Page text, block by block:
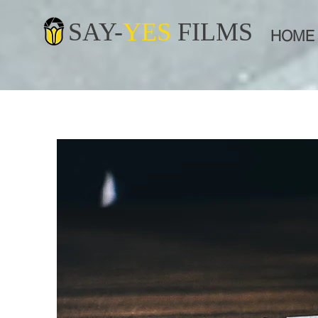
SAY-YES FILMS HOME